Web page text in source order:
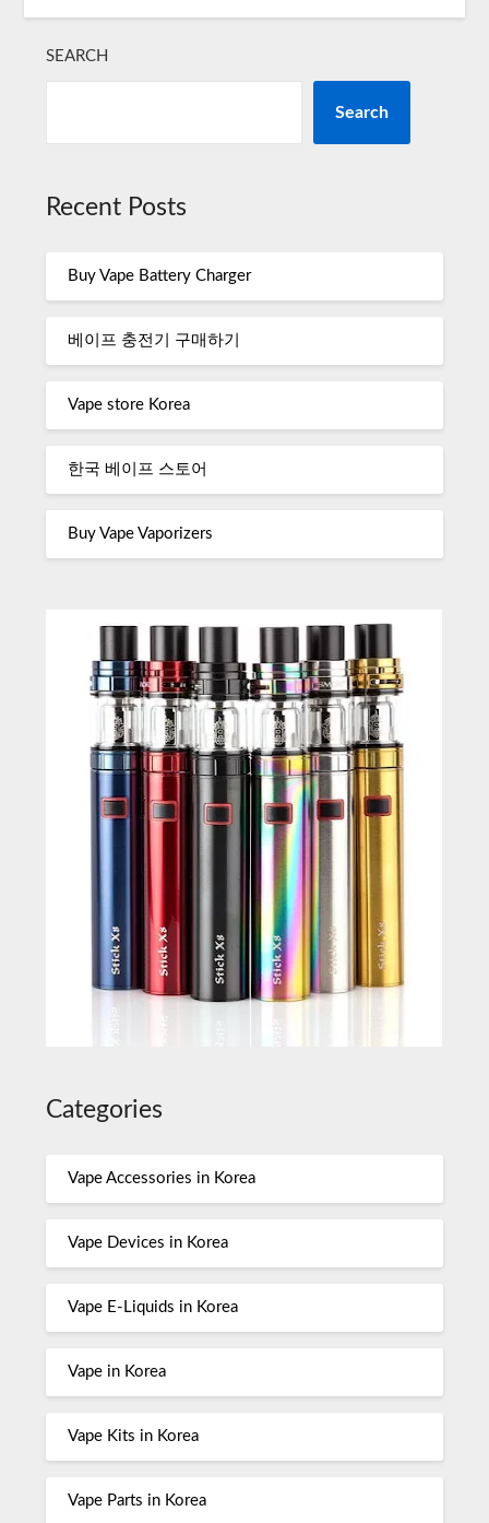
SEARCH
Search
Recent Posts
Buy Vape Battery Charger
베이프 충전기 구매하기
Vape store Korea
한국 베이프 스토어
Buy Vape Vaporizers
Categories
Vape Accessories in Korea
Vape Devices in Korea
Vape E-Liquids in Korea
Vape in Korea
Vape Kits in Korea
Vape Parts in Korea